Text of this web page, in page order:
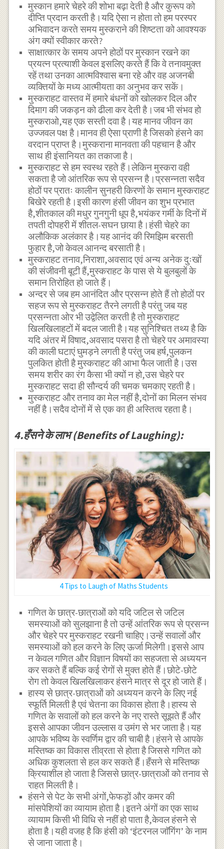
मुस्कान हमारे चेहरे की शोभा बढ़ा देती है और कुरूप को
दीप्ति प्रदान करती है।यदि ऐसा न होता तो हम परस्पर
अभिवादन करते समय मुस्कराने की शिष्टता को आवश्यक
अंग क्यों स्वीकार करते?
साक्षात्कार के समय अपने होठों पर मुस्कान रखने का
प्रयत्न प्रत्याशी केवल इसलिए करते हैं कि वे तनावमुक्त
रहें तथा उनका आत्मविश्वास बना रहे और वह अजनबी
व्यक्तियों के मध्य आत्मीयता का अनुभव कर सकें।
मुस्कराहट वास्तव में हमारे बंधनों को खोलकर दिल और
दिमाग की जकड़न को ढीला कर देती है।जब भी संभव हो
मुस्कराओ,यह एक सस्ती दवा है।यह मानव जीवन का
उज्जवल पक्ष है।मानव ही ऐसा प्राणी है जिसको हंसने का
वरदान प्राप्त है।मुस्कराना मानवता की पहचान है और
साथ ही इंसानियत का तकाजा है।
मुस्कराहट से हम स्वस्थ रहते हैं।लेकिन मुस्करा वही
सकता है जो आंतरिक रूप से प्रसन्न है।प्रसन्नता सदैव
होठों पर प्रातः कालीन सुनहरी किरणों के समान मुस्कराहट
बिखेरे रहती है।इसी कारण हंसी जीवन का शुभ प्रभात
है,शीतकाल की मधुर गुनगुनी धूप है,भयंकर गर्मी के दिनों में
तपती दोपहरी में शीतल-सघन छाया है।हंसी चेहरे का
अलौकिक अलंकार है।यह आनंद की रिमझिम बरसती
फुहार है,जो केवल आनन्द बरसाती है।
मुस्कराहट तनाव,निराशा,अवसाद एवं अन्य अनेक दुःखों
की संजीवनी बूटी हैं,मुस्कराहट के पास से ये बुलबुलों के
समान तिरोहित हो जाते हैं।
अन्दर से जब हम आनंदित और प्रसन्न होते हैं तो होठों पर
सहज रूप से मुस्कराहट तैरने लगती है परंतु जब यह
प्रसन्नता ओर भी उद्वेलित करती है तो मुस्कराहट
खिलखिलाहटों में बदल जाती है।यह सुनिश्चित तथ्य है कि
यदि अंतर में विषाद,अवसाद पसरा है तो चेहरे पर अमावस्या
की काली घटाएं घुमड़ने लगती है परंतु जब हर्ष,पुलकन
पुलकित होती है मुस्कराहट की आभा फैल जाती है।उस
समय शरीर का रंग कैसा भी क्यों न हो,उस चेहरे पर
मुस्कराहट सदा ही सौन्दर्य की चमक चमकाए रहती है।
मुस्कराहट और तनाव का मेल नहीं है,दोनों का मिलन संभव
नहीं है।सदैव दोनों में से एक का ही अस्तित्व रहता है।
4.हँसने के लाभ (Benefits of Laughing):
4 Tips to Laugh of Maths Students
गणित के छात्र-छात्राओं को यदि जटिल से जटिल
समस्याओं को सुलझाना है तो उन्हें आंतरिक रूप से प्रसन्न
और चेहरे पर मुस्कराहट रखनी चाहिए।उन्हें सवालों और
समस्याओं को हल करने के लिए ऊर्जा मिलेगी।इससे आप
न केवल गणित और विज्ञान विषयों का सहजता से अध्ययन
कर सकते हैं बल्कि कई रोगों से मुक्त होते हैं।छोटे-छोटे
रोग तो केवल खिलखिलाकर हंसने मात्र से दूर हो जाते हैं।
हास्य से छात्र-छात्राओं को अध्ययन करने के लिए नई
स्फूर्ति मिलती है एवं चेतना का विकास होता है।हास्य से
गणित के सवालों को हल करने के नए रास्ते सूझते हैं और
इससे आपका जीवन उल्लास व उमंग से भर जाता है।यह
आपके भविष्य के स्वर्णिम द्वार की चाबी है।हंसने से आपके
मस्तिष्क का विकास तीव्रता से होता है जिससे गणित को
अधिक कुशलता से हल कर सकते हैं।हँसने से मस्तिष्क
क्रियाशील हो जाता है जिससे छात्र-छात्राओं को तनाव से
राहत मिलती है।
हंसने से पेट के सभी अंगों,फेफड़ों और कमर की
मांसपेशियों का व्यायाम होता है।इतने अंगों का एक साथ
व्यायाम किसी भी विधि से नहीं हो पाता है,केवल हंसने से
होता है।यही वजह है कि हंसी को ‘इंटरनल जाॅगिंग’ के नाम
से जाना जाता है।